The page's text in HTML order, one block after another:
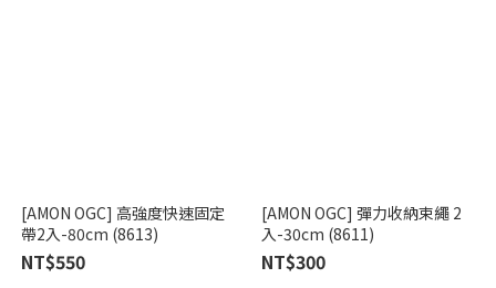
[AMON OGC] 高強度快速固定
帶2入-80cm (8613)
NT$550
[AMON OGC] 彈力收納束繩 2
入-30cm (8611)
NT$300